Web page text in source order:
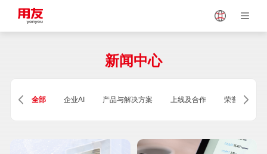
Vietnam
Singapore Malaysia
Thailand
新闻中心
全部 企业AI 产品与解决方案 上线及合作 荣誉及资质